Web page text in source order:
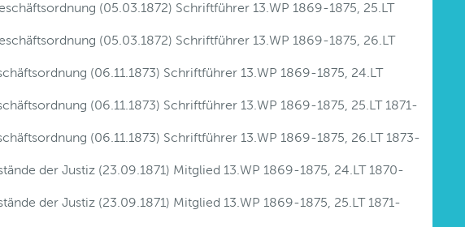
(05.03.1872) Schriftführer 13.WP 1869-1875, 25.LT
(05.03.1872) Schriftführer 13.WP 1869-1875, 26.LT
(06.11.1873) Schriftführer 13.WP 1869-1875, 24.LT
(06.11.1873) Schriftführer 13.WP 1869-1875, 25.LT 1871-
(06.11.1873) Schriftführer 13.WP 1869-1875, 26.LT 1873-
der Justiz (23.09.1871) Mitglied 13.WP 1869-1875, 24.LT 1870-
der Justiz (23.09.1871) Mitglied 13.WP 1869-1875, 25.LT 1871-